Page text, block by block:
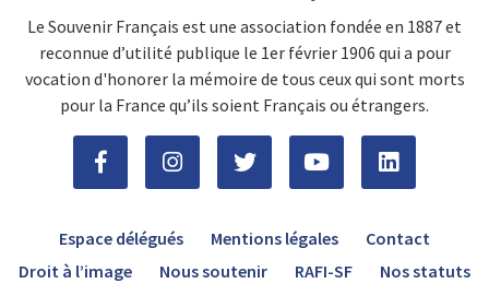
Le Souvenir Français est une association fondée en 1887 et
reconnue d’utilité publique le 1er février 1906 qui a pour
vocation d'honorer la mémoire de tous ceux qui sont morts
pour la France qu’ils soient Français ou étrangers.
Espace délégués Mentions légales
Contact
Droit à l’image
Nous soutenir RAFI-SF Nos statuts